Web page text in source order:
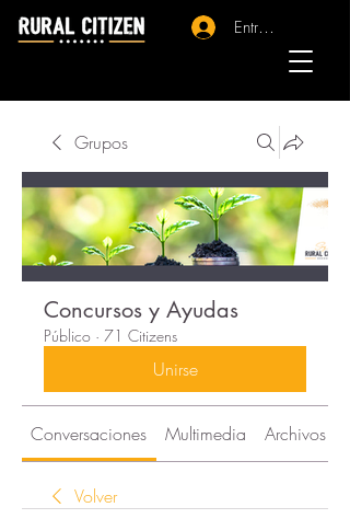
Entrar - Registro
Grupos
Concursos y Ayudas
Público · 71 Citizens
Unirse
Conversaciones Multimedia Archivos
Volver